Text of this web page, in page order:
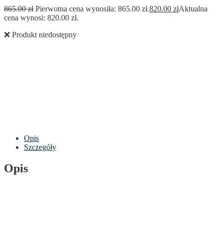
865.00zł Pierwotna cena wynosiła: 865.00 zł.820.00 złAktualna
cena wynosi: 820.00 zł.
❌ Produkt niedostępny
Opis
Szczegóły
Opis